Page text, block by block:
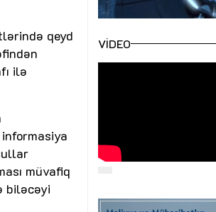
qeyd
ilə
müvafiq
biləcəyi
VIDEO